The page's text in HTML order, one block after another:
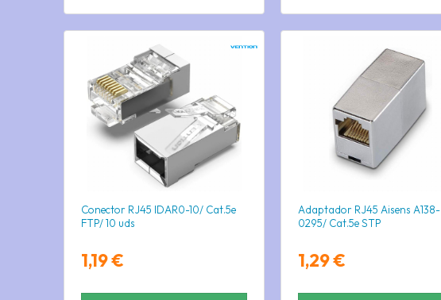
Conector RJ45 IDAR0-10/ Cat.5e
FTP/ 10 uds
1,19 €
Adaptador RJ45 Aisens A138-
0295/ Cat.5e STP
1,29 €